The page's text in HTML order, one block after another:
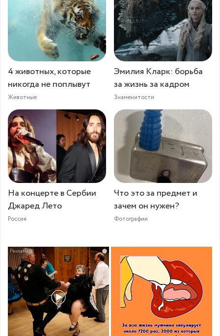
4 животных, которые
никогда не поплывут
Животные
Эмилия Кларк: борьба
за жизнь за кадром
Знаменитости
На концерте в Сербии
Джаред Лето
Россия
Что это за предмет и
зачем он нужен?
Фотографии
i